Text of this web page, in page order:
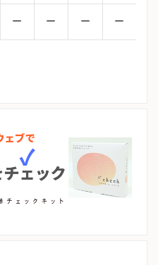
ー ー ー ー
は直接お問い合わせくださ